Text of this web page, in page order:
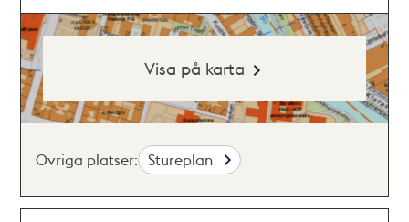
Visa på karta
Övriga platser: Stureplan